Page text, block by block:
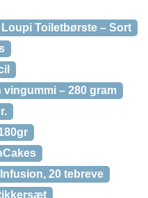
Loupi Toiletbørste – Sort
vingummi – 280 gram
20 tebreve